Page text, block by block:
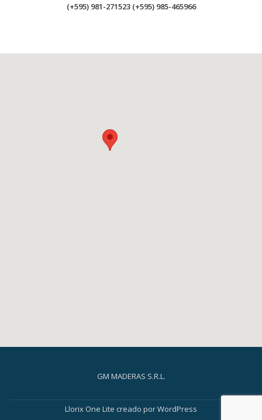
(+595) 981-271523 (+595) 985-465966
GM MADERAS S.R.L.
Menú
Llorix One Lite creado porWordPress